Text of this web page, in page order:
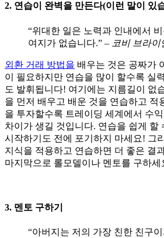
2. 연습이 완벽을 만든다(이런 말이 있
“위대한 일은 노력과 인내에서
여지가 없습니다.” – 코비 브라이
외환 거래 방법을 배우는 것은 공짜가
이 필요하지만 연습을 많이 할수록 실
도 발휘됩니다! 여기에는 지름길이 없
을 먼저 배우고 배운 것을 연습하고 적
을 투자할수록 트레이딩 세계에서 수
차이가 생길 것입니다. 연습을 쉽게 할
시작하기도 전에 포기하지 마세요! 그
지식을 적용하고 연습하면 더 좋은 결
마지막으로 롤모델이나 멘토를 구하세
3. 멘토 구하기
“아버지는 저의 가장 친한 친구